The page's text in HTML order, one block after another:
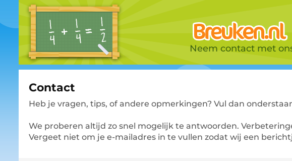
Neem contact met
Contact
Heb je vragen, tips, of andere opmerkingen? Vul dan
We proberen altijd zo snel mogelijk te antwoorden.
Vergeet niet om je e-mailadres in te vullen zodat wij een